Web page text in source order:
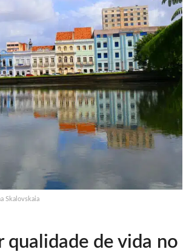
Skalovskaia
qualidade de vida no